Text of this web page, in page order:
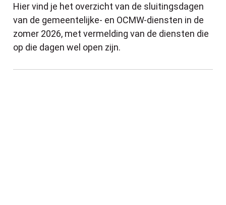
Hier vind je het overzicht van de sluitingsdagen
van de gemeentelijke- en OCMW-diensten in de
zomer 2026, met vermelding van de diensten die
op die dagen wel open zijn.